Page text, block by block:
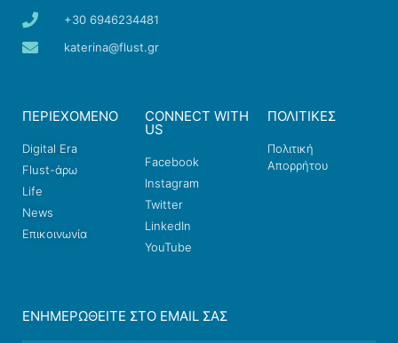
+30 6946234481
katerina@flust.gr
ΠΕΡΙΕΧΟΜΕΝΟ
Digital Era
Flust-άρω
Life
News
Επικοινωνία
CONNECT WITH
US
Facebook
Instagram
Twitter
LinkedIn
YouTube
ΠΟΛΙΤΙΚΕΣ
Πολιτική
Απορρήτου
ΕΝΗΜΕΡΩΘΕΊΤΕ ΣΤΟ EMAIL ΣΑΣ